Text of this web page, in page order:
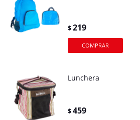
$219
Lunchera
$459